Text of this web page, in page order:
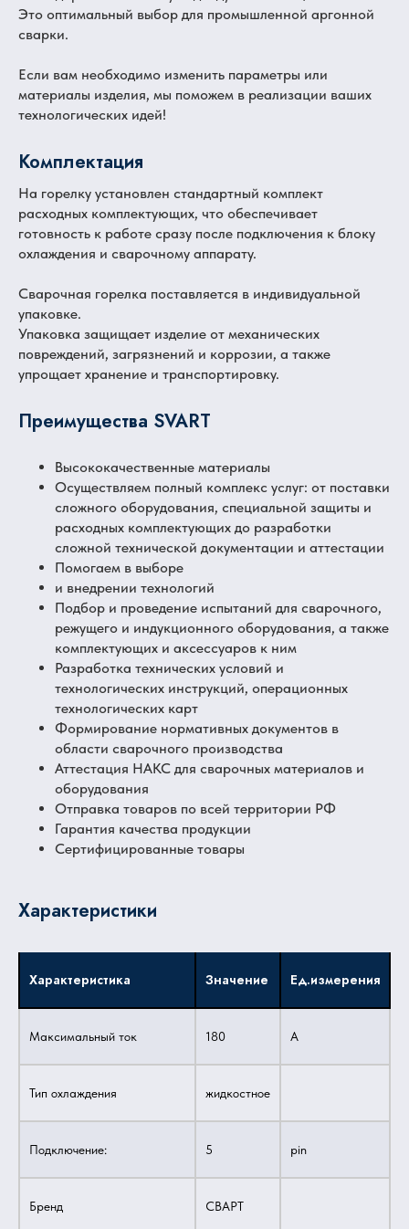
Это оптимальный выбор для промышленной аргонной
сварки.
Если вам необходимо изменить параметры или
материалы изделия, мы поможем в реализации ваших
технологических идей!
Комплектация
На горелку установлен стандартный комплект
расходных комплектующих, что обеспечивает
готовность к работе сразу после подключения к блоку
охлаждения и сварочному аппарату.
Сварочная горелка поставляется в индивидуальной
упаковке.
Упаковка защищает изделие от механических
повреждений, загрязнений и коррозии, а также
упрощает хранение и транспортировку.
Преимущества SVART
Высококачественные материалы
Осуществляем полный комплекс услуг: от поставки
сложного оборудования, специальной защиты и
расходных комплектующих до разработки
сложной технической документации и аттестации
Помогаем в выборе
и внедрении технологий
Подбор и проведение испытаний для сварочного,
режущего и индукционного оборудования, а также
комплектующих и аксессуаров к ним
Разработка технических условий и
технологических инструкций, операционных
технологических карт
Формирование нормативных документов в
области сварочного производства
Аттестация НАКС для сварочных материалов и
оборудования
Отправка товаров по всей территории РФ
Гарантия качества продукции
Сертифицированные товары
Характеристики
Характеристика Значение Ед.измерения
Максимальный ток 180 А
Тип охлаждения жидкостное
Подключение: 5 pin
Бренд СВАРТ